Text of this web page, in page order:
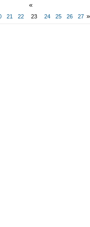
«
21 22 23 24 25 26 27 »